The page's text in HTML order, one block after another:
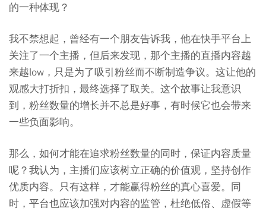
的一种体现？
我不禁想起，曾经有一个朋友告诉我，他在快手平台上
关注了一个主播，但后来发现，那个主播的直播内容越
来越low，只是为了吸引粉丝而不断制造争议。这让他的
观感大打折扣，最终选择了取关。这个故事让我意识
到，粉丝数量的增长并不总是好事，有时候它也会带来
一些负面影响。
那么，如何才能在追求粉丝数量的同时，保证内容质量
呢？我认为，主播们应该树立正确的价值观，坚持创作
优质内容。只有这样，才能赢得粉丝的真心喜爱。同
时，平台也应该加强对内容的监管，杜绝低俗、虚假等